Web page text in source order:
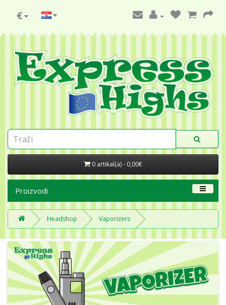
€
0 artikal(a) - 0,00€
Proizvodi
Headshop Vaporizers